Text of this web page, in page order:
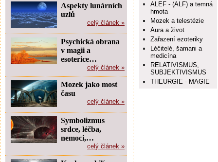
ALEF - (ALF) a temná
hmota
Mozek a telestézie
Aura a život
Zařazení ezoteriky
Léčitelé, šamani a
medicína
RELATIVISMUS,
SUBJEKTIVISMUS
THEURGIE - MAGIE
Aspekty lunárních
uzlů
celý článek »
Psychická obrana
v magii a
esoterice…
celý článek »
Mozek jako most
času
celý článek »
Symbolizmus
srdce, léčba,
nemoci,…
celý článek »